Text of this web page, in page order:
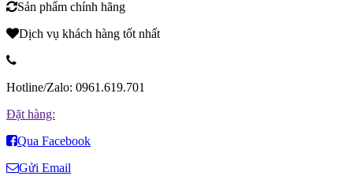
Sản phẩm chính hãng
Dịch vụ khách hàng tốt nhất
Hotline/Zalo: 0961.619.701
Đặt hàng:
Qua Facebook
Gửi Email